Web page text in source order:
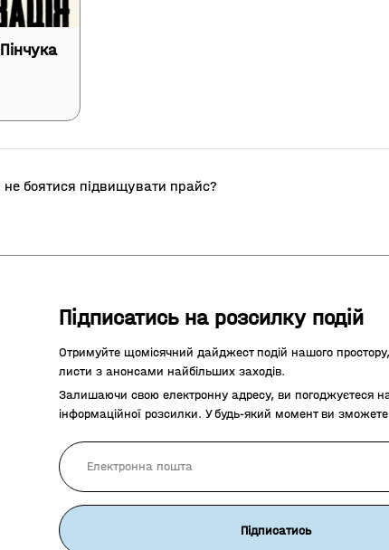
боятися підвищувати прайс?
Підписатись на розсилку подій
Отримуйте щомісячний дайджест подій нашого
листи з анонсами найбільших заходів.
Залишаючи свою електронну адресу, ви погоджуєтеся
інформаційної розсилки. У будь-який момент ви зможете